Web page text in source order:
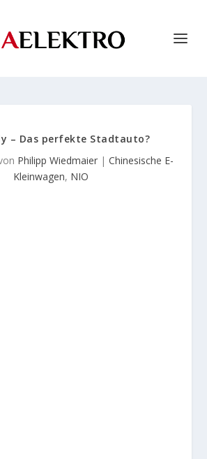
– Das perfekte Stadtauto?
Philipp Wiedmaier| Chinesische E-
Kleinwagen, NIO